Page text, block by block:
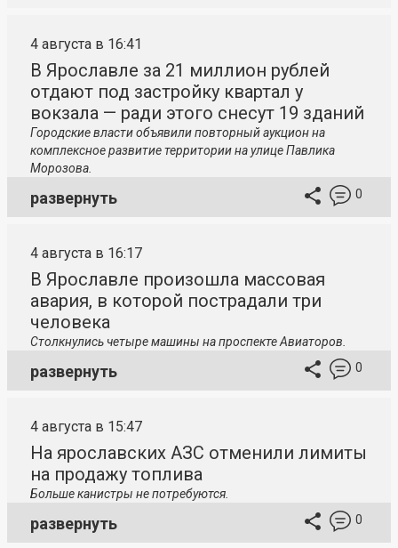
4 августа в 16:41
В Ярославле за 21 миллион рублей
отдают под застройку квартал у
вокзала — ради этого снесут 19 зданий
Городские власти объявили повторный аукцион на
комплексное развитие территории на улице Павлика
Морозова.
развернуть 0
4 августа в 16:17
В Ярославле произошла массовая
авария, в которой пострадали три
человека
Столкнулись четыре машины на проспекте Авиаторов.
развернуть 0
4 августа в 15:47
На ярославских АЗС отменили лимиты
на продажу топлива
Больше канистры не потребуются.
развернуть 0